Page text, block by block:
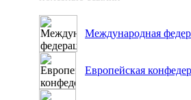
Международная
Европейская